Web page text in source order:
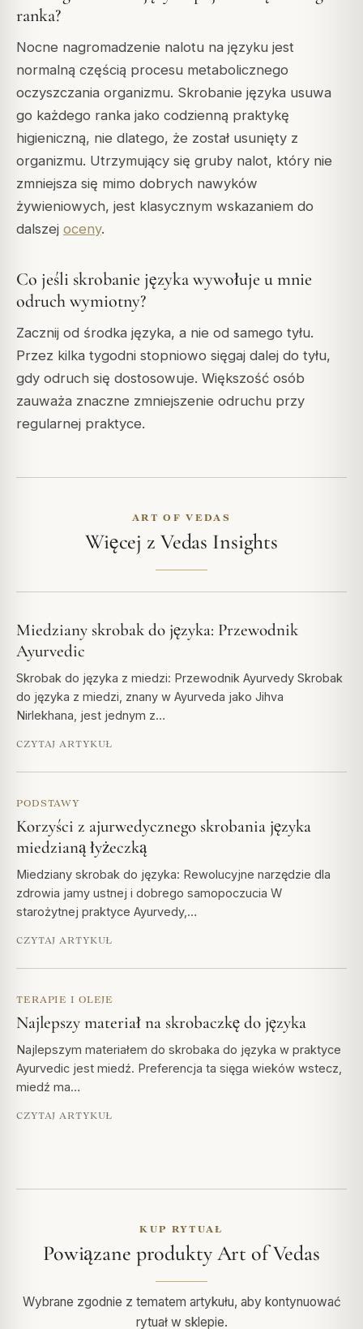
ranka?
Nocne nagromadzenie nalotu na języku jest
normalną częścią procesu metabolicznego
oczyszczania organizmu. Skrobanie języka usuwa
go każdego ranka jako codzienną praktykę
higieniczną, nie dlatego, że został usunięty z
organizmu. Utrzymujący się gruby nalot, który nie
zmniejsza się mimo dobrych nawyków
żywieniowych, jest klasycznym wskazaniem do
dalszej oceny.
Co jeśli skrobanie języka wywołuje u mnie
odruch wymiotny?
Zacznij od środka języka, a nie od samego tyłu.
Przez kilka tygodni stopniowo sięgaj dalej do tyłu,
gdy odruch się dostosowuje. Większość osób
zauważa znaczne zmniejszenie odruchu przy
regularnej praktyce.
ART OF VEDAS
Więcej z Vedas Insights
Miedziany skrobak do języka: Przewodnik
Ayurvedic
Skrobak do języka z miedzi: Przewodnik Ayurvedy Skrobak
do języka z miedzi, znany w Ayurveda jako Jihva
Nirlekhana, jest jednym z…
CZYTAJ ARTYKUŁ
PODSTAWY
Korzyści z ajurwedycznego skrobania języka
miedzianą łyżeczką
Miedziany skrobak do języka: Rewolucyjne narzędzie dla
zdrowia jamy ustnej i dobrego samopoczucia W
starożytnej praktyce Ayurvedy,…
CZYTAJ ARTYKUŁ
TERAPIE I OLEJE
Najlepszy materiał na skrobaczkę do języka
Najlepszym materiałem do skrobaka do języka w praktyce
Ayurvedic jest miedź. Preferencja ta sięga wieków wstecz,
miedź ma…
CZYTAJ ARTYKUŁ
KUP RYTUAŁ
Powiązane produkty Art of Vedas
Wybrane zgodnie z tematem artykułu, aby kontynuować
rytuał w sklepie.